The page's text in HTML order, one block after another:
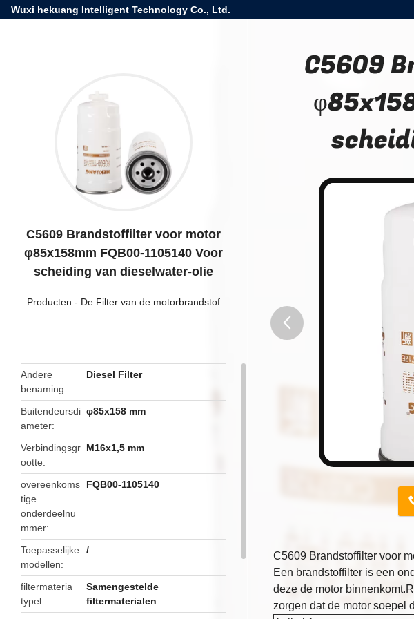
Wuxi hekuang Intelligent Technology Co., Ltd.
C5609 Brandstoffilter voor motor
φ85x158mm FQB00-1105140 Voor
scheiding van dieselwater-olie
Producten - De Filter van de motorbrandstof
Andere
benaming
Diesel Filter
Buitendeursdi
ameter
φ85x158 mm
Verbindingsgr
ootte
M16x1,5 mm
overeenkoms
tige
onderdeelnu
mmer
FQB00-1105140
Toepasselijke
modellen
/
filtermateria
typel
Samengestelde
filtermaterialen
C5609
C5609 Brandstoffilter voor
Een brandstoffilter is een
deze de motor
zorgen dat de motor soepel